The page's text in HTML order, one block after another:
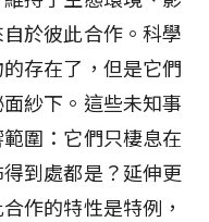
於彼此合作。科學
存在了，但是它們
紗下。這些未知事
圍：它們只棲息在
到處都是？延伸更
作的特性是特例，